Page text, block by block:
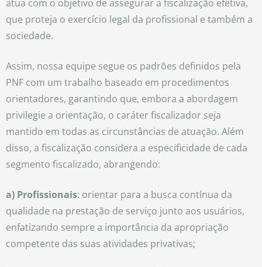
atua com o objetivo de assegurar a fiscalização efetiva,
que proteja o exercício legal da profissional e também a
sociedade.
Assim, nossa equipe segue os padrões definidos pela
PNF com um trabalho baseado em procedimentos
orientadores, garantindo que, embora a abordagem
privilegie a orientação, o caráter fiscalizador seja
mantido em todas as circunstâncias de atuação. Além
disso, a fiscalização considera a especificidade de cada
segmento fiscalizado, abrangendo:
a) Profissionais: orientar para a busca contínua da
qualidade na prestação de serviço junto aos usuários,
enfatizando sempre a importância da apropriação
competente das suas atividades privativas;